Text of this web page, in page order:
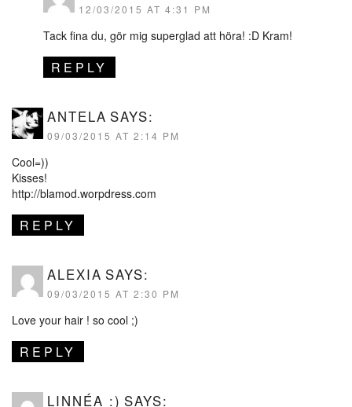
12/03/2015 AT 4:31 PM
Tack fina du, gör mig superglad att höra! :D Kram!
REPLY
ANTELA SAYS:
09/03/2015 AT 2:14 PM
Cool=))
Kisses!
http://blamod.worpdress.com
REPLY
ALEXIA SAYS:
09/03/2015 AT 2:30 PM
Love your hair ! so cool ;)
REPLY
LINNÉA :) SAYS: